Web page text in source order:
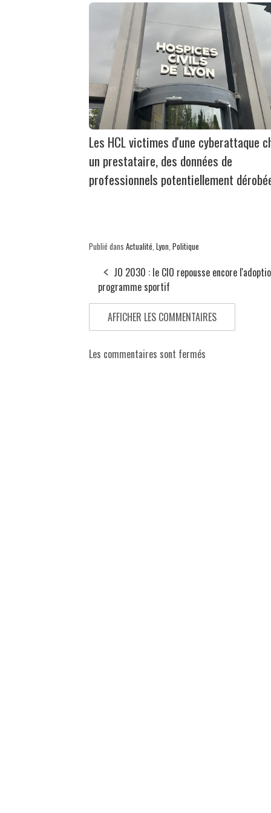
Les HCL victimes d'une cyberattaque
un prestataire, des données de
professionnels potentiellement
Publié dans Actualité, Lyon, Politique
JO 2030 : le CIO repousse encore
programme sportif
AFFICHER LES COMMENTAIRES
Les commentaires sont fermés